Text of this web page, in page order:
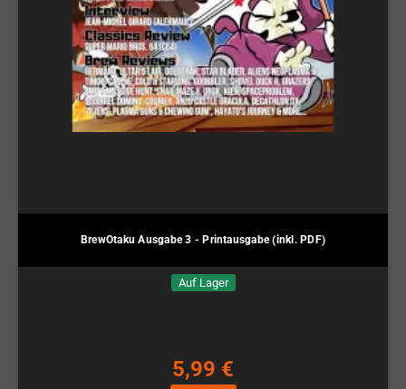
BrewOtaku Ausgabe 3 - Printausgabe (inkl. PDF)
Auf Lager
5,99 €